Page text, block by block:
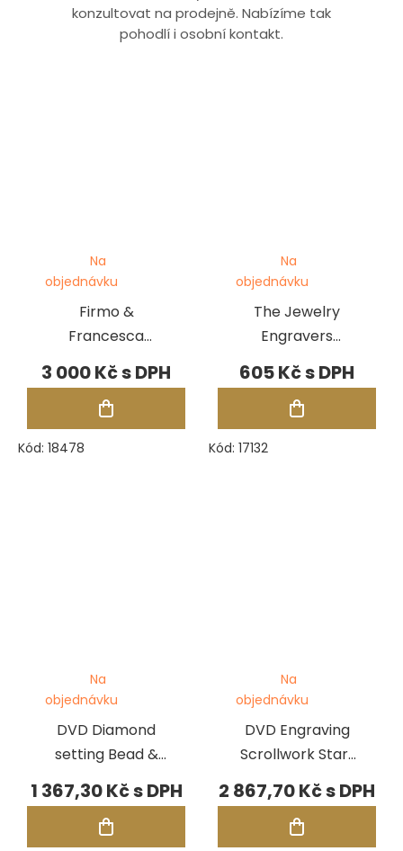
konzultovat na prodejně. Nabízíme tak
pohodlí i osobní kontakt.
Firmo &
Francesca
Fracassi: Master
Engravers
Na
objednávku
3 000 Kč
Kód: 18478
The Jewelry
Engravers
Manual
Na
objednávku
605 Kč
Kód: 17132
DVD Diamond
setting Bead &
bright cut
Na
objednávku
1 367,30 Kč
DVD Engraving
Scrollwork Start
to Finish
Na
objednávku
2 867,70 Kč